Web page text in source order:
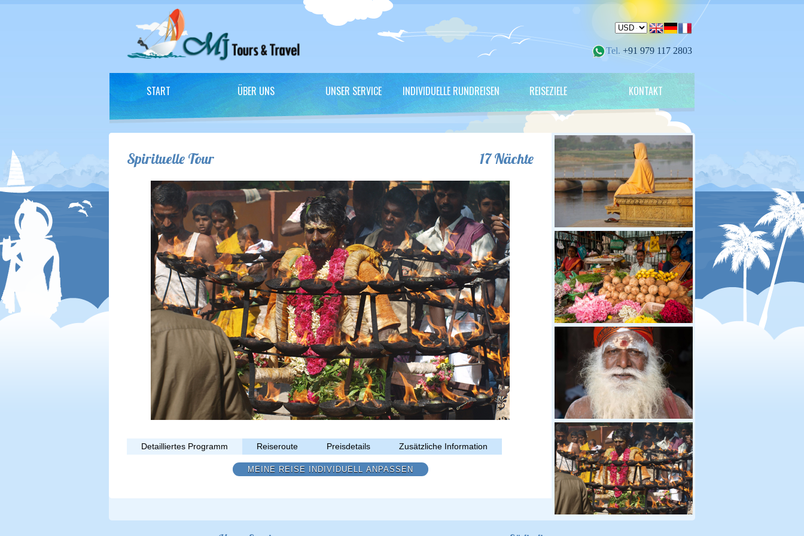
Tel. +91 979 117 2803
START ÜBER UNS UNSER SERVICE INDIVIDUELLE RUNDREISEN REISEZIELE KONTAKT
Spirituelle Tour 17 Nächte
einzigartiges Ritual in Südindien
Detailliertes Programm Reiseroute Preisdetails Zusätzliche Information
MEINE REISE INDIVIDUELL ANPASSEN